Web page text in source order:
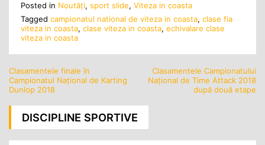
Posted in Noutăţi, sport slide, Viteza in coasta
Tagged campionatul national de viteza in coasta, clase fia
viteza in coasta, clase viteza in coasta, echivalare clase
viteza in coasta
Navigare
în
articole
Clasamentele finale în
Campionatul Național de Karting
Dunlop 2018
Clasamentele Campionatului
Național de Time Attack 2018
după două etape
DISCIPLINE SPORTIVE